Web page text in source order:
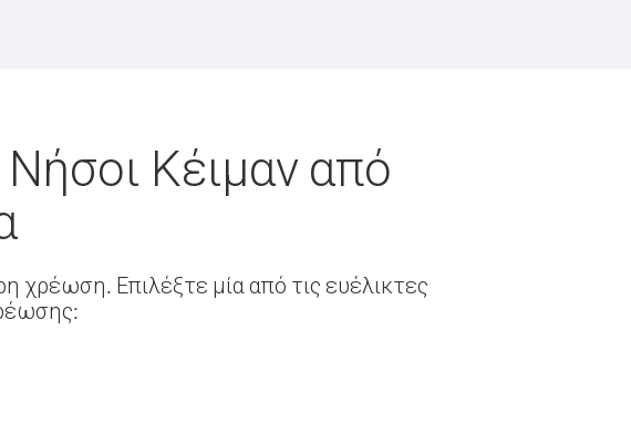
Κέιμαν από
χρέωση. Επιλέξτε μία από τις ευέλικτες